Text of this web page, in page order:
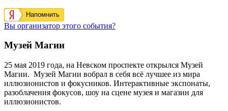
Напомнить
Вы организатор этого события?
Музей Магии
25 мая 2019 года, на Невском проспекте открылся Музей
Магии. Музей Магии вобрал в себя всё лучшее из мира
иллюзионистов и фокусников. Интерактивные экспонаты,
разоблачения фокусов, шоу на сцене музея и магазин для
иллюзионистов.